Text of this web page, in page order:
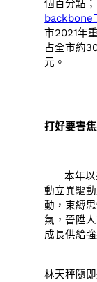
個百分點
backbone
市2021年
占全市約
元。
打好要害
本年
動立異驅
動，束縛
氣，晉陞
成長供給
林天秤隨